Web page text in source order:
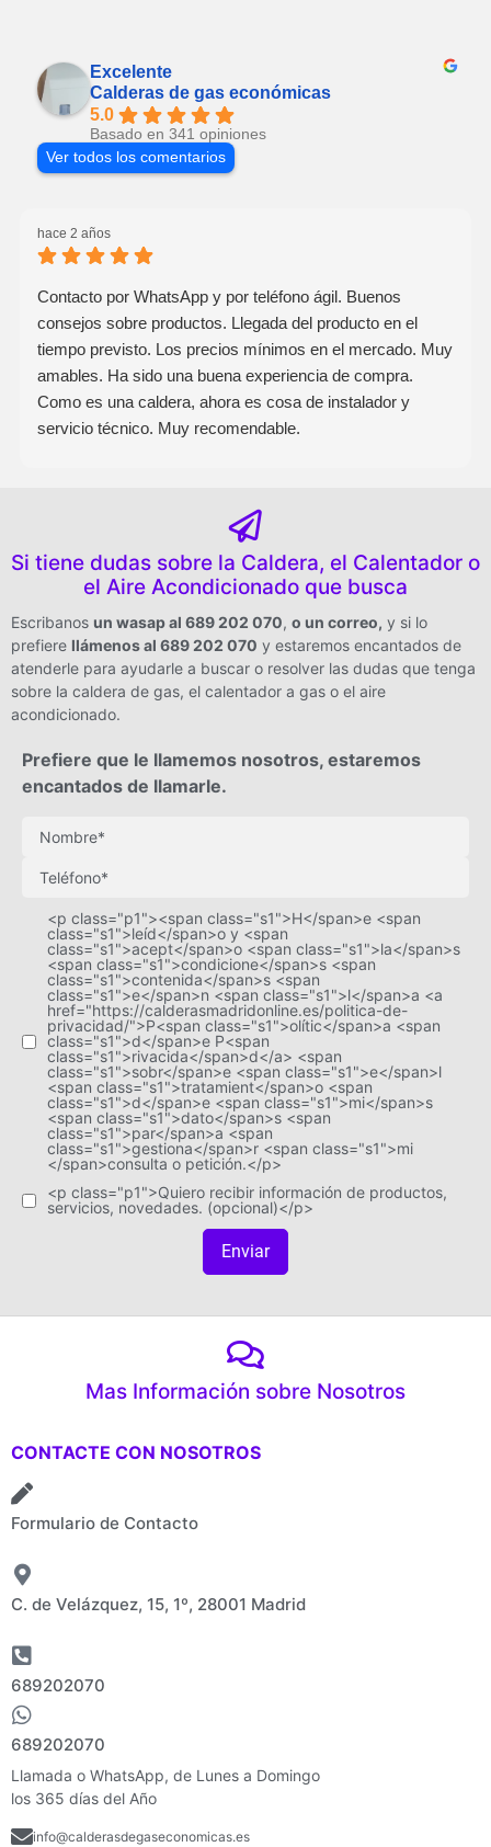
Excelente
Calderas de gas económicas
5.0
Basado en 341 opiniones
Ver todos los comentarios
hace 2 años
Contacto por WhatsApp y por teléfono ágil. Buenos
consejos sobre productos. Llegada del producto en el
tiempo previsto. Los precios mínimos en el mercado. Muy
amables. Ha sido una buena experiencia de compra.
Como es una caldera, ahora es cosa de instalador y
servicio técnico. Muy recomendable.
Si tiene dudas sobre la Caldera, el Calentador o
el Aire Acondicionado que busca
Escribanos un wasap al 689 202 070, o un correo, y si lo
prefiere llámenos al 689 202 070 y estaremos encantados de
atenderle para ayudarle a buscar o resolver las dudas que tenga
sobre la caldera de gas, el calentador a gas o el aire
acondicionado.
Prefiere que le llamemos nosotros, estaremos
encantados de llamarle.
<p class="p1"><span class="s1">H</span>e <span
class="s1">leíd</span>o y <span
class="s1">acept</span>o <span class="s1">la</span>s
<span class="s1">condicione</span>s <span
class="s1">contenida</span>s <span
class="s1">e</span>n <span class="s1">l</span>a <a
href="https://calderasmadridonline.es/politica-de-
privacidad/">P<span class="s1">olític</span>a <span
class="s1">d</span>e P<span
class="s1">rivacida</span>d</a> <span
class="s1">sobr</span>e <span class="s1">e</span>l
<span class="s1">tratamient</span>o <span
class="s1">d</span>e <span class="s1">mi</span>s
<span class="s1">dato</span>s <span
class="s1">par</span>a <span
class="s1">gestiona</span>r <span class="s1">mi
</span>consulta o petición.</p>
<p class="p1">Quiero recibir información de productos,
servicios, novedades. (opcional)</p>
Enviar
Mas Información sobre Nosotros
CONTACTE CON NOSOTROS
Formulario de Contacto
C. de Velázquez, 15, 1º, 28001 Madrid
689202070
689202070
Llamada o WhatsApp, de Lunes a Domingo
los 365 días del Año
info@calderasdegaseconomicas.es